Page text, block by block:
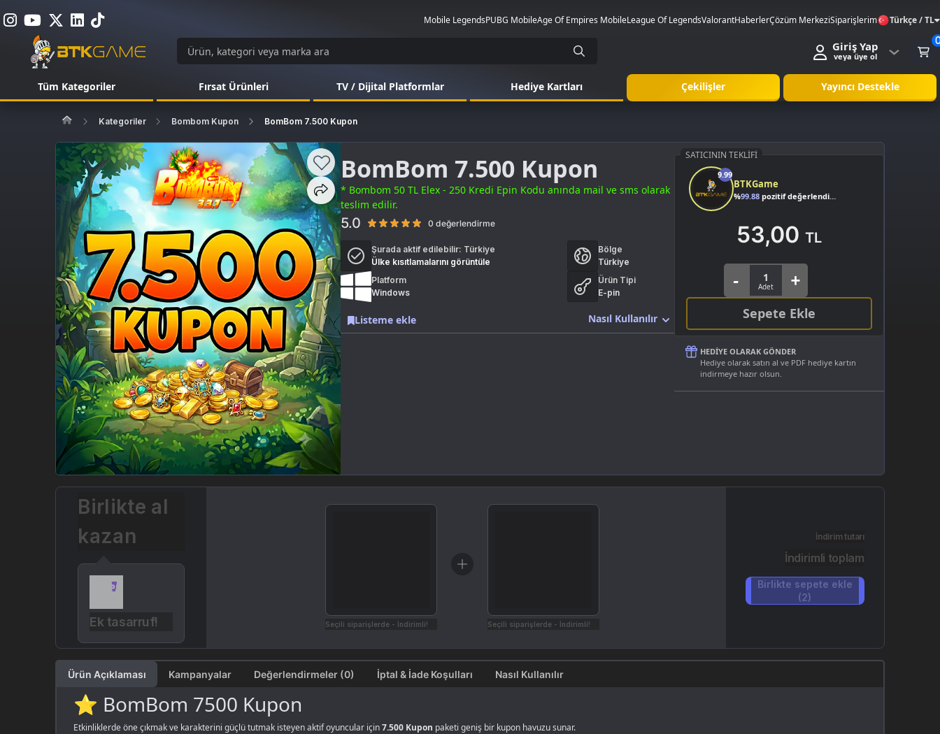
Mobile LegendsPUBG MobileAge Of Empires MobileLeague Of LegendsValorantHaberlerÇözüm MerkeziSiparişlerim Türkçe / TL
Giriş Yap
veya üye ol
Tüm Kategoriler Fırsat Ürünleri TV / Dijital Platformlar Hediye Kartları Çekilişler Yayıncı Destekle
Kategoriler Bombom Kupon BomBom 7.500 Kupon
BomBom 7.500 Kupon
* Bombom 50 TL Elex - 250 Kredi Epin Kodu anında mail ve sms olarak
teslim edilir.
5.0 0 değerlendirme
Şurada aktif edilebilir: Türkiye
Ülke kısıtlamalarını görüntüle
Bölge
Türkiye
Platform
Windows
Ürün Tipi
E-pin
Nasıl Kullanılır
Listeme ekle
SATICININ TEKLIFI
9.99
BTKGame
%99.88pozitif değerlendirme
53,00 TL
Sepete Ekle
HEDIYE OLARAK GÖNDER
Hediye olarak satın al ve PDF hediye kartın
indirmeye hazır olsun.
Birlikte al
kazan
Ek tasarruf! Seçili siparişlerde - İndirimli! Seçili siparişlerde - İndirimli!
İndirim tutarı
İndirimli toplam
Birlikte sepete ekle
(2)
Ürün Açıklaması Kampanyalar Değerlendirmeler (0) İptal & İade Koşulları Nasıl Kullanılır
⭐ BomBom 7500 Kupon
Etkinliklerde öne çıkmak ve karakterini güçlü tutmak isteyen aktif oyuncular için7.500 Kupon paketi geniş bir kupon havuzu sunar.